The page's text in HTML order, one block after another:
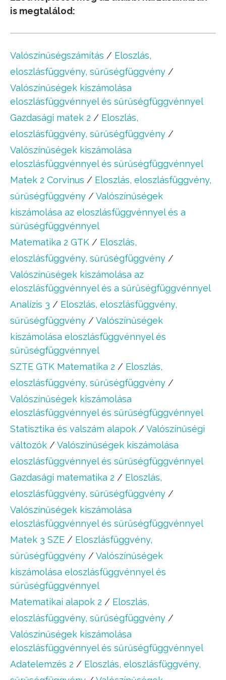
is megtalálod:
Valószínűségszámítás / Eloszlás,
eloszlásfüggvény, sűrűségfüggvény /
Valószínűségek kiszámolása
eloszlásfüggvénnyel és sűrűségfüggvénnyel
Gazdasági matek 2 / Eloszlás,
eloszlásfüggvény, sűrűségfüggvény /
Valószínűségek kiszámolása
eloszlásfüggvénnyel és sűrűségfüggvénnyel
Matek 2 Corvinus / Eloszlás, eloszlásfüggvény,
sűrűségfüggvény / Valószínűségek
kiszámolása az eloszlásfüggvénnyel és a
sűrűségfüggvénnyel
Matematika 2 GTK / Eloszlás,
eloszlásfüggvény, sűrűségfüggvény /
Valószínűségek kiszámolása az
eloszlásfüggvénnyel és a sűrűségfüggvénnyel
Analízis 3 / Eloszlás, eloszlásfüggvény,
sűrűségfüggvény / Valószínűségek
kiszámolása eloszlásfüggvénnyel és
sűrűségfüggvénnyel
SZTE GTK Matematika 2 / Eloszlás,
eloszlásfüggvény, sűrűségfüggvény /
Valószínűségek kiszámolása
eloszlásfüggvénnyel és sűrűségfüggvénnyel
Statisztika és valszám alapok / Valószínűségi
változók / Valószínűségek kiszámolása
eloszlásfüggvénnyel és sűrűségfüggvénnyel
Gazdasági matematika 2 / Eloszlás,
eloszlásfüggvény, sűrűségfüggvény /
Valószínűségek kiszámolása
eloszlásfüggvénnyel és sűrűségfüggvénnyel
Matek 3 SZE / Eloszlásfüggvény,
sűrűségfüggvény / Valószínűségek
kiszámolása eloszlásfüggvénnyel és
sűrűségfüggvénnyel
Matematikai alapok 2 / Eloszlás,
eloszlásfüggvény, sűrűségfüggvény /
Valószínűségek kiszámolása
eloszlásfüggvénnyel és sűrűségfüggvénnyel
Adatelemzés 2 / Eloszlás, eloszlásfüggvény,